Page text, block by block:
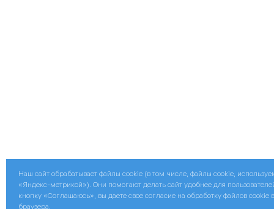
Наш сайт обрабатывает файлы cookie (в том числе, файлы cookie,
«Яндекс-метрикой»). Они помогают делать сайт удобнее для
кнопку «Соглашаюсь», вы даете свое согласие на обработку файлов cookie
браузера.